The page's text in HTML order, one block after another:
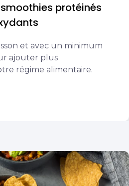
protéinés
et avec un minimum
ajouter plus
régime alimentaire.